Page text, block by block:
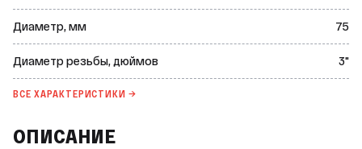
Диаметр, мм 75
Диаметр резьбы, дюймов 3"
ВСЕ ХАРАКТЕРИСТИКИ →
ОПИСАНИЕ